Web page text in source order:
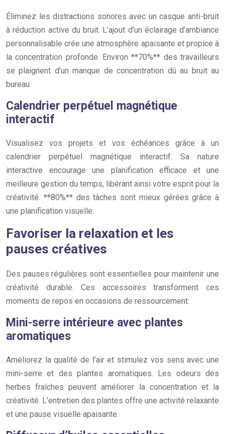
Éliminez les distractions sonores avec un casque anti-bruit
à réduction active du bruit. L’ajout d’un éclairage d’ambiance
personnalisable crée une atmosphère apaisante et propice à
la concentration profonde. Environ **70%** des travailleurs
se plaignent d’un manque de concentration dû au bruit au
bureau.
Calendrier perpétuel magnétique
interactif
Visualisez vos projets et vos échéances grâce à un
calendrier perpétuel magnétique interactif. Sa nature
interactive encourage une planification efficace et une
meilleure gestion du temps, libérant ainsi votre esprit pour la
créativité. **80%** des tâches sont mieux gérées grâce à
une planification visuelle.
Favoriser la relaxation et les
pauses créatives
Des pauses régulières sont essentielles pour maintenir une
créativité durable. Ces accessoires transforment ces
moments de repos en occasions de ressourcement:
Mini-serre intérieure avec plantes
aromatiques
Améliorez la qualité de l’air et stimulez vos sens avec une
mini-serre et des plantes aromatiques. Les odeurs des
herbes fraîches peuvent améliorer la concentration et la
créativité. L’entretien des plantes offre une activité relaxante
et une pause visuelle apaisante.